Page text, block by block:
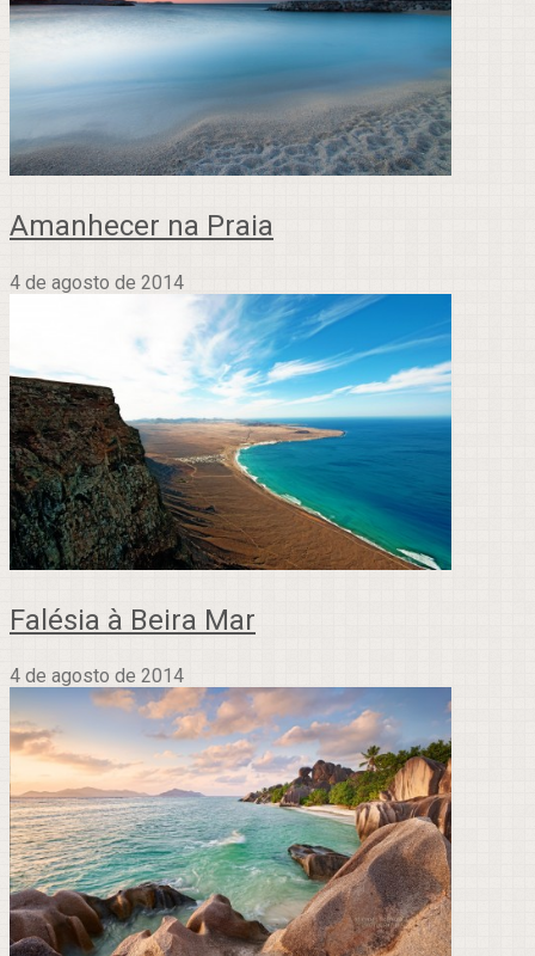
Amanhecer na Praia
4 de agosto de 2014
Falésia à Beira Mar
4 de agosto de 2014